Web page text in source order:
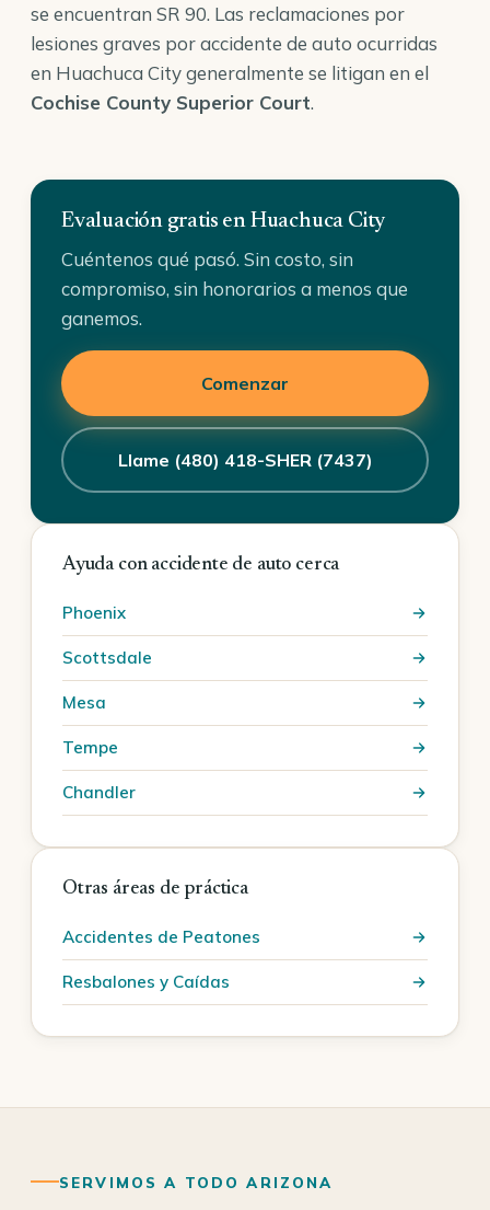
se encuentran SR 90. Las reclamaciones por
lesiones graves por accidente de auto ocurridas
en Huachuca City generalmente se litigan en el
Cochise County Superior Court.
Evaluación gratis en Huachuca City
Cuéntenos qué pasó. Sin costo, sin
compromiso, sin honorarios a menos que
ganemos.
Comenzar
Llame (480) 418-SHER (7437)
Ayuda con accidente de auto cerca
Phoenix
Scottsdale
Mesa
Tempe
Chandler
Otras áreas de práctica
Accidentes de Peatones
Resbalones y Caídas
SERVIMOS A TODO ARIZONA